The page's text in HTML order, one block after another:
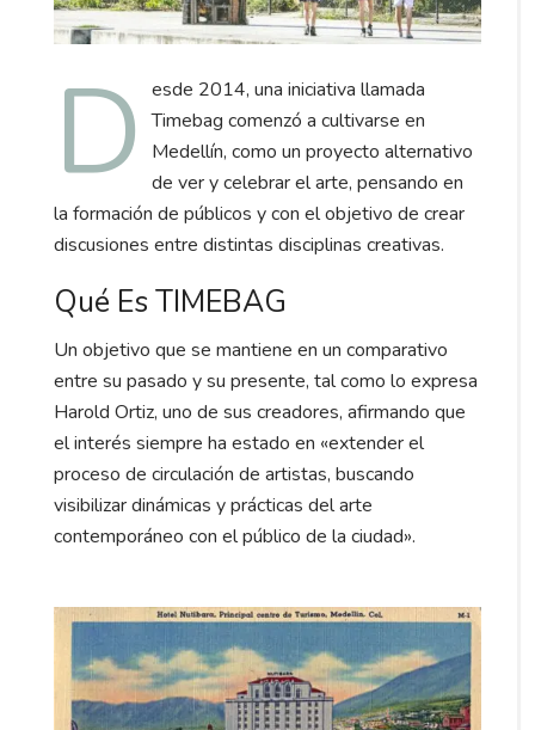
D
esde 2014, una iniciativa llamada
Timebag comenzó a cultivarse en
Medellín, como un proyecto alternativo
de ver y celebrar el arte, pensando en
la formación de públicos y con el objetivo de crear
discusiones entre distintas disciplinas creativas.
Qué Es TIMEBAG
Un objetivo que se mantiene en un comparativo
entre su pasado y su presente, tal como lo expresa
Harold Ortiz, uno de sus creadores, afirmando que
el interés siempre ha estado en «extender el
proceso de circulación de artistas, buscando
visibilizar dinámicas y prácticas del arte
contemporáneo con el público de la ciudad».